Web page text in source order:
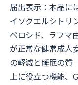
届出表示：本品に
イソクエルシトリ
ペロシド、ラフマ
が正常な健常成人
の軽減と睡眠の質
上に役立つ機能、